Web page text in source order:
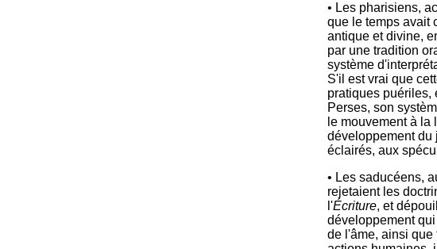
• Les pharisiens,
que le temps avait
antique et divine,
par une tradition
système
S'il est vrai que
pratiques puériles,
Perses, son
le mouvement à la
développement du
éclairés, aux
• Les saducéens,
rejetaient les
l'Écriture, et
développement
de l'âme, ainsi